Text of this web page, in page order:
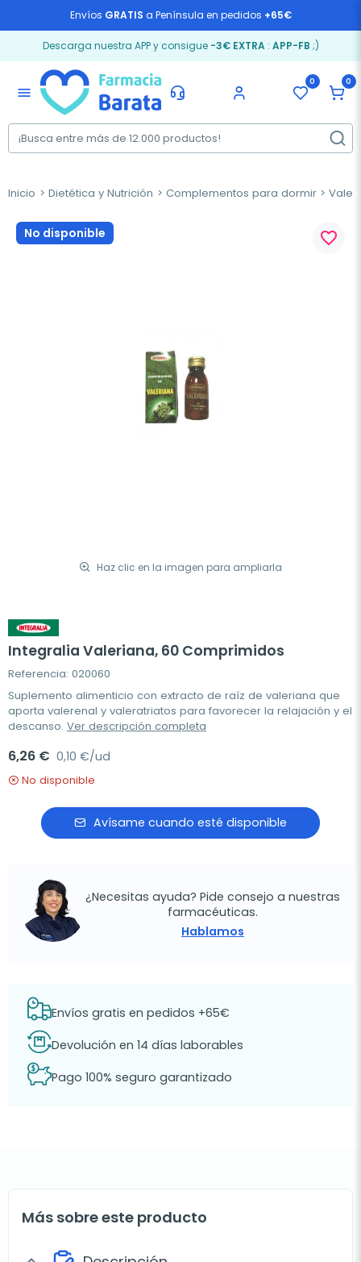
Envíos GRATIS a Península en pedidos +65€
Descarga nuestra APP y consigue -3€ EXTRA: APP-FB ;)
menu
0 0
Inicio Dietética y Nutrición Complementos para dormir
No disponible
Haz clic en la imagen para ampliarla
favorite_border
Integralia Valeriana, 60 Comprimidos
Referencia: 020060
Suplemento alimenticio con extracto de raíz de valeriana que
aporta valerenal y valeratriatos para favorecer la relajación y el
descanso. Ver descripción completa
6,26 € 0,10 €/ud
No disponible
Avísame cuando esté disponible
¿Necesitas ayuda? Pide consejo a nuestras
farmacéuticas.
Hablamos
Envíos gratis en pedidos +65€
Devolución en 14 días laborables
Pago 100% seguro garantizado
Más sobre este producto